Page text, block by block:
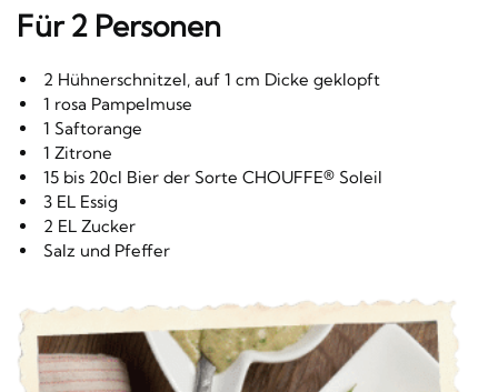
Für 2 Personen
2 Hühnerschnitzel, auf 1 cm Dicke geklopft
1 rosa Pampelmuse
1 Saftorange
1 Zitrone
15 bis 20cl Bier der Sorte CHOUFFE® Soleil
3 EL Essig
2 EL Zucker
Salz und Pfeffer